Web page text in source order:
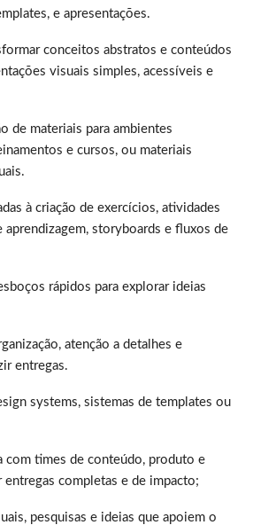
e apresentações.
conceitos abstratos e conteúdos
visuais simples, acessíveis e
de materiais para ambientes
e cursos, ou materiais
à criação de exercícios, atividades
aprendizagem, storyboards e fluxos de
rápidos para explorar ideias
atenção a detalhes e
entregas.
systems, sistemas de templates ou
com times de conteúdo, produto e
entregas completas e de impacto;
pesquisas e ideias que apoiem o